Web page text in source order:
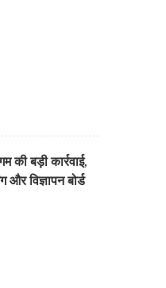
की बड़ी कार्रवाई,
और विज्ञापन बोर्ड